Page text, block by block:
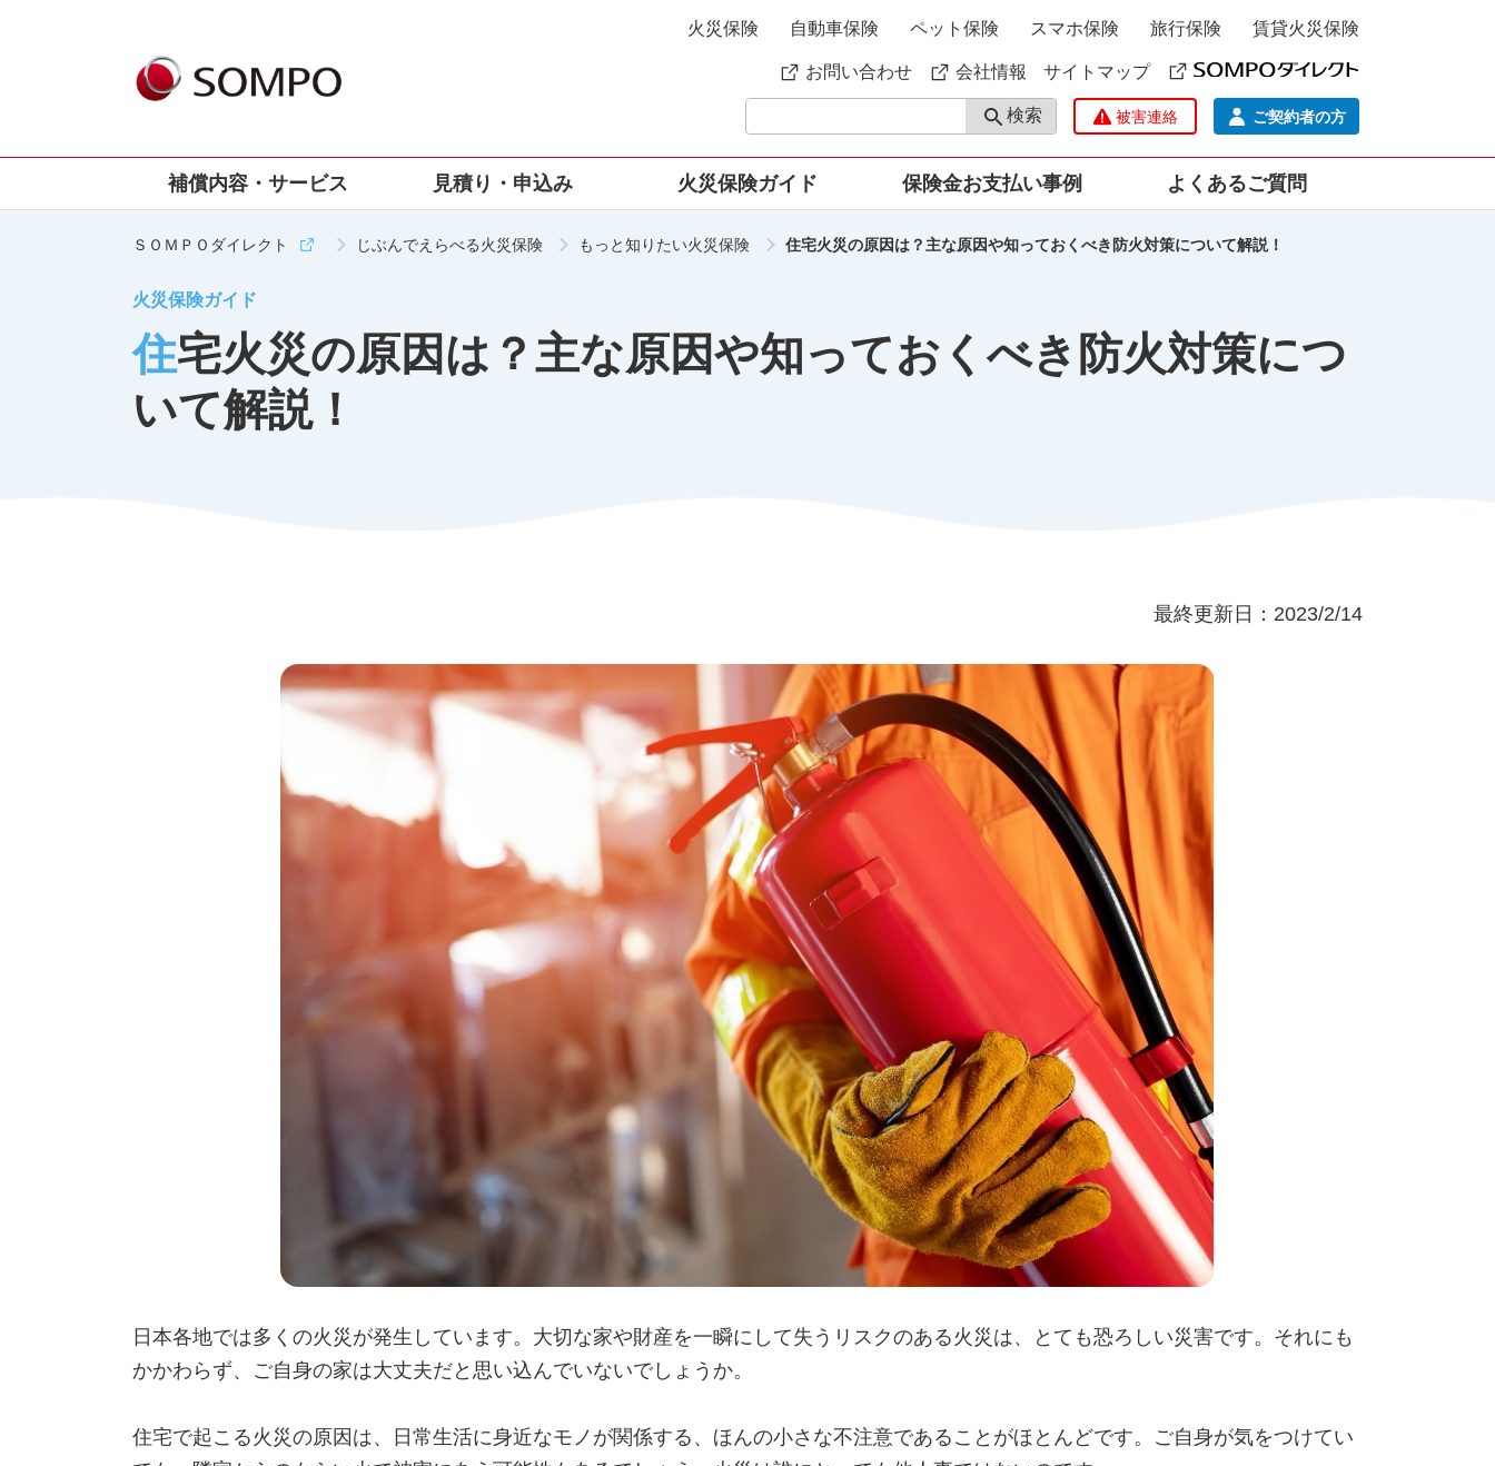
火災保険 自動車保険 ペット保険 スマホ保険 旅行保険 賃貸火災保険
お問い合わせ 会社情報 サイトマップ
検索 被害連絡 ご契約者の方
補償内容・サービス
火災保険の補償内容
火災、落雷、破裂、爆発
地震保険
風災、雹災、雪災
水濡れ、物体の落下・飛来、
個人賠償責任
高額な貴金属、美術品等の補
家財の補償内容
ミュレーション
じぶんでえらべる火災保険の
安心の事故・トラブルサポー
LINEを使ってより簡単につな
がるじぶんでえらべる火災保
補償えらびのポイント
でいるの？ 補償ランキング
どんなときに支払われるの？
見積り・申込み
見積り・申込みの流れ
申込資料サンプル
お電話でのお申込み手続きにつ
いて
保険期間・保険料のお支払い方
法
詳しい保険料シミュレーション ご契約例（一戸建ての場合）
火災保険ガイド
火災保険の基礎知識
「火災保険」とは
「建物」「家財」とは
保険料の算出方法
もっと知りたい火災保
保険金お支払い事例 よくあるご質問
よくあるご質問
火災保険に関するよくあるご質問
地震保険に関するよくあるご質問
自然災害に関するよくあるご質問
保険金に関するよくあるご質問
ＳＯＭＰＯダイレクト じぶんでえらべる火災保険 もっと知りたい火災保険 住宅火災の原因は？主な原因や知っておくべき防火対策について解説！
火災保険ガイド
住宅火災の原因は？主な原因や知っておくべき防火対策につ
いて解説！
最終更新日：2023/2/14
日本各地では多くの火災が発生しています。大切な家や財産を一瞬にして失うリスクのある火災は、とても恐ろしい災害です。それにも
かかわらず、ご自身の家は大丈夫だと思い込んでいないでしょうか。
住宅で起こる火災の原因は、日常生活に身近なモノが関係する、ほんの小さな不注意であることがほとんどです。ご自身が気をつけてい